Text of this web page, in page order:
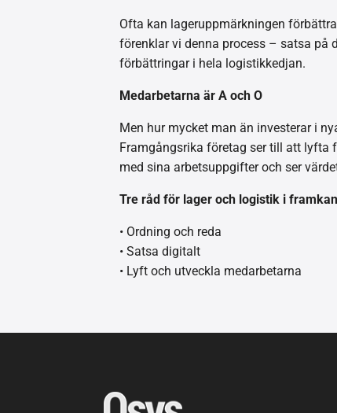
Ofta kan lageruppmärkningen
förenklar vi denna process – satsa på
förbättringar i hela logistikkedjan.
Medarbetarna är A och O
Men hur mycket man än investerar i
Framgångsrika företag ser till att lyfta
med sina arbetsuppgifter och ser
Tre råd för lager och logistik i
• Ordning och reda
• Satsa digitalt
• Lyft och utveckla medarbetarna